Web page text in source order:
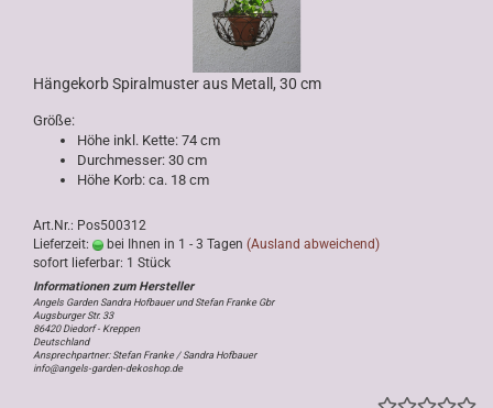
Hängekorb Spiralmuster aus Metall, 30 cm
Größe:
Höhe inkl. Kette: 74 cm
Durchmesser: 30 cm
Höhe Korb: ca. 18 cm
Art.Nr.: Pos500312
Lieferzeit:
bei Ihnen in 1 - 3 Tagen (Ausland abweichend)
sofort lieferbar: 1 Stück
Angels Garden Sandra Hofbauer und Stefan Franke Gbr
Augsburger Str. 33
86420 Diedorf - Kreppen
Deutschland
Ansprechpartner: Stefan Franke / Sandra Hofbauer
info@angels-garden-dekoshop.de